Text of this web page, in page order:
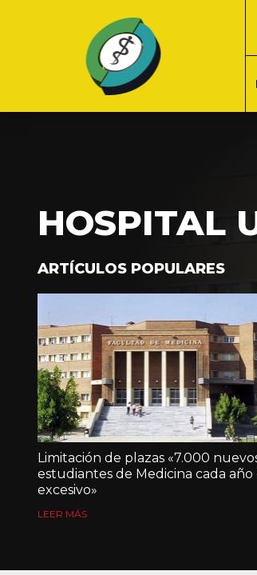
HOSPITAL
ARTÍCULOS POPULARES
Limitación de plazas «7.000
estudiantes de Medicina cada año
excesivo»
LEER MÁS